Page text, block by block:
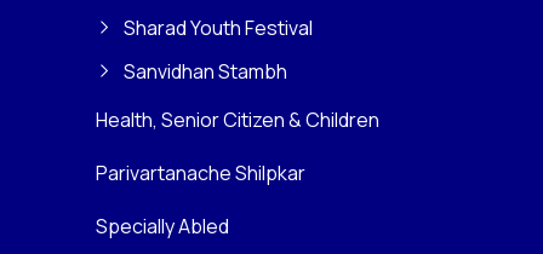
Sharad Youth Festival
Sanvidhan Stambh
Health, Senior Citizen & Children
Parivartanache Shilpkar
Specially Abled